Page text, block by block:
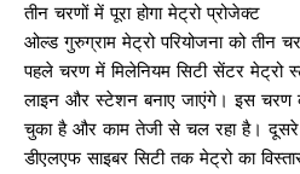
तीन चरणों में पूरा होगा मेट्रो प्रोजेक्ट
ओल्ड गुरुग्राम मेट्रो परियोजना को तीन
पहले चरण में मिलेनियम सिटी सेंटर
लाइन और स्टेशन बनाए जाएंगे। इस चरण
चुका है और काम तेजी से चल रहा है।
डीएलएफ साइबर सिटी तक मेट्रो का